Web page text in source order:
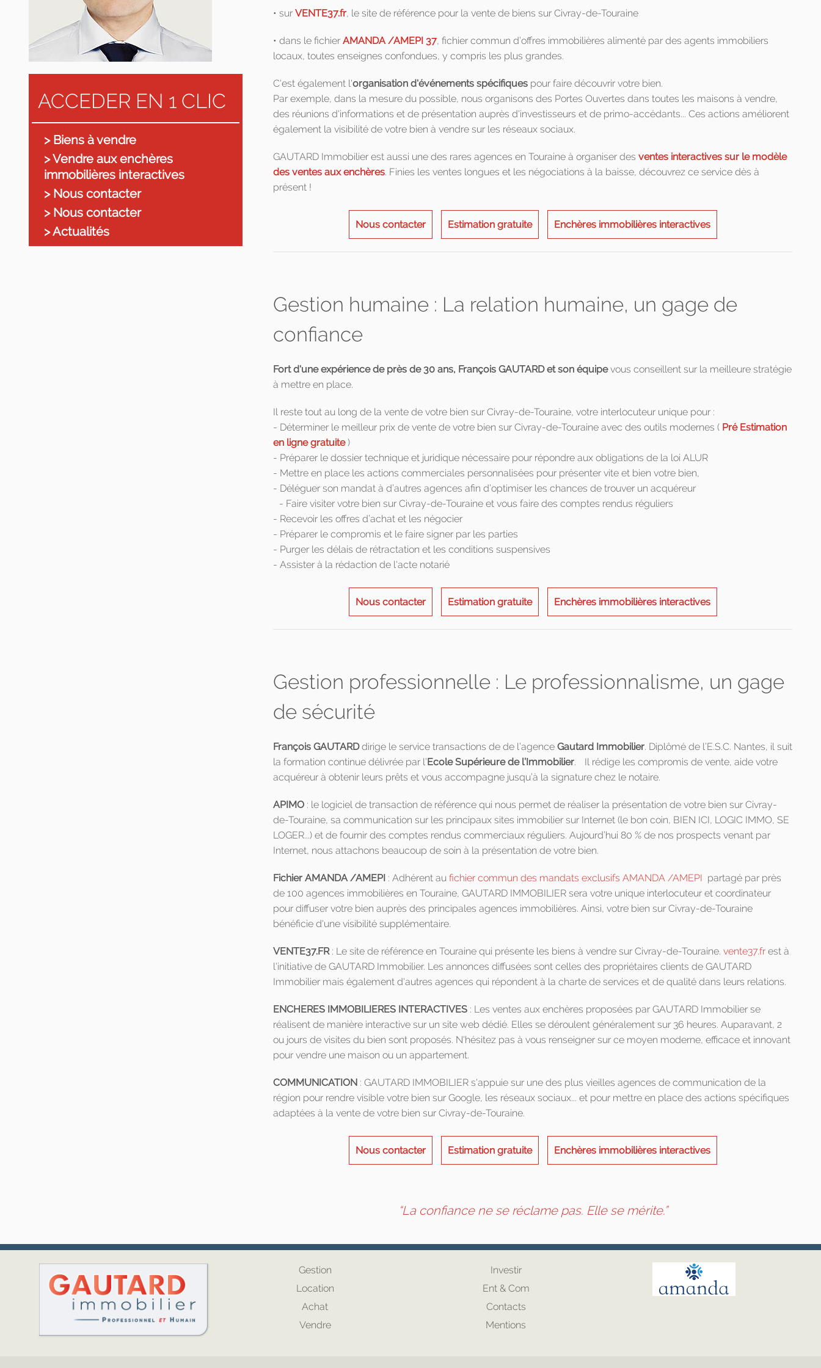
ACCEDER EN 1 CLIC
> Biens à vendre
> Vendre aux enchères
immobilières interactives
> Nous contacter
> Nous contacter
> Actualités
• sur VENTE37.fr, le site de référence pour la vente de biens sur Civray-de-Touraine
• dans le fichier AMANDA /AMEPI 37, fichier commun d’offres immobilières alimenté par des agents immobiliers
locaux, toutes enseignes confondues, y compris les plus grandes.
C'est également l'organisation d'événements spécifiques pour faire découvrir votre bien.
Par exemple, dans la mesure du possible, nous organisons des Portes Ouvertes dans toutes les maisons à vendre,
des réunions d'informations et de présentation auprès d'investisseurs et de primo-accédants... Ces actions améliorent
également la visibilité de votre bien à vendre sur les réseaux sociaux.
GAUTARD Immobilier est aussi une des rares agences en Touraine à organiser des ventes interactives sur le modèle
des ventes aux enchères. Finies les ventes longues et les négociations à la baisse, découvrez ce service dès à
présent !
Nous contacter Estimation gratuite Enchères immobilières interactives
Gestion humaine : La relation humaine, un gage de
confiance
Fort d'une expérience de près de 30 ans, François GAUTARD et son équipevous conseillent sur la meilleure stratégie
à mettre en place.
Il reste tout au long de la vente de votre bien sur Civray-de-Touraine, votre interlocuteur unique pour :
- Déterminer le meilleur prix de vente de votre bien sur Civray-de-Touraine avec des outils modernes ( Pré Estimation
en ligne gratuite)
- Préparer le dossier technique et juridique nécessaire pour répondre aux obligations de la loi ALUR
- Mettre en place les actions commerciales personnalisées pour présenter vite et bien votre bien,
- Déléguer son mandat à d’autres agences afin d’optimiser les chances de trouver un acquéreur
- Faire visiter votre bien sur Civray-de-Touraine et vous faire des comptes rendus réguliers
- Recevoir les offres d’achat et les négocier
- Préparer le compromis et le faire signer par les parties
- Purger les délais de rétractation et les conditions suspensives
- Assister à la rédaction de l'acte notarié
Nous contacter Estimation gratuite Enchères immobilières interactives
Gestion professionnelle : Le professionnalisme, un gage
de sécurité
François GAUTARDdirige le service transactions de de l’agence Gautard Immobilier. Diplômé de l’E.S.C. Nantes, il suit
la formation continue délivrée par l’Ecole Supérieure de l’Immobilier. Il rédige les compromis de vente, aide votre
acquéreur à obtenir leurs prêts et vous accompagne jusqu’à la signature chez le notaire.
APIMO : le logiciel de transaction de référence qui nous permet de réaliser la présentation de votre bien sur Civray-
de-Touraine, sa communication sur les principaux sites immobilier sur Internet (le bon coin, BIEN ICI, LOGIC IMMO, SE
LOGER...) et de fournir des comptes rendus commerciaux réguliers. Aujourd’hui 80 % de nos prospects venant par
Internet, nous attachons beaucoup de soin à la présentation de votre bien.
Fichier AMANDA /AMEPI : Adhérent au fichier commun des mandats exclusifs AMANDA /AMEPI partagé par près
de 100 agences immobilières en Touraine, GAUTARD IMMOBILIER sera votre unique interlocuteur et coordinateur
pour diffuser votre bien auprès des principales agences immobilières. Ainsi, votre bien sur Civray-de-Touraine
bénéficie d'une visibilité supplémentaire.
VENTE37.FR: Le site de référence en Touraine qui présente les biens à vendre sur Civray-de-Touraine. vente37.fr est à
l'initiative de GAUTARD Immobilier. Les annonces diffusées sont celles des propriétaires clients de GAUTARD
Immobilier mais également d'autres agences qui répondent à la charte de services et de qualité dans leurs relations.
ENCHERES IMMOBILIERES INTERACTIVES : Les ventes aux enchères proposées par GAUTARD Immobilier se
réalisent de manière interactive sur un site web dédié. Elles se déroulent généralement sur 36 heures. Auparavant, 2
ou jours de visites du bien sont proposés. N'hésitez pas à vous renseigner sur ce moyen moderne, efficace et innovant
pour vendre une maison ou un appartement.
COMMUNICATION : GAUTARD IMMOBILIER s'appuie sur une des plus vieilles agences de communication de la
région pour rendre visible votre bien sur Google, les réseaux sociaux... et pour mettre en place des actions spécifiques
adaptées à la vente de votre bien sur Civray-de-Touraine.
Nous contacter Estimation gratuite Enchères immobilières interactives
“La confiance ne se réclame pas. Elle se mérite.”
Gestion
Location
Achat
Vendre
Investir
Ent & Com
Contacts
Mentions